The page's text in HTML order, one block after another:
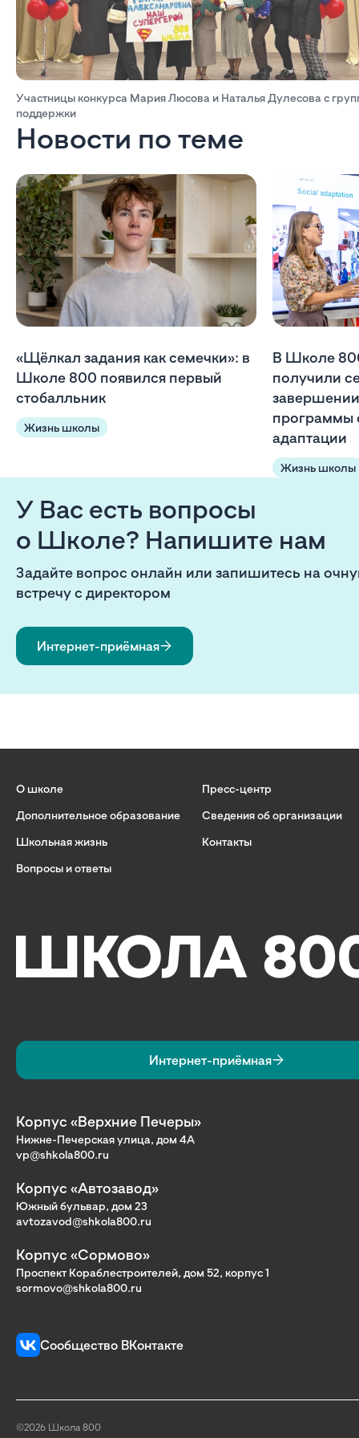
Участницы конкурса Мария Люсова и Наталья Дулесова с
поддержки
Новости по теме
«Щёлкал задания как семечки»: в
Школе 800 появился первый
стобалльник
Жизнь школы
В Школе
получили
программы
адаптации
Жизнь школы
У Вас есть вопросы
о Школе? Напишите нам
Задайте вопрос онлайн или запишитесь на
встречу с директором
Интернет-приёмная
О школе
Дополнительное образование
Школьная жизнь
Вопросы и ответы
Пресс-центр
Сведения об организации
Контакты
Интернет-приёмная
Корпус «Верхние Печеры»
Нижне-Печерская улица, дом 4А
vp@shkola800.ru
Корпус «Автозавод»
Южный бульвар, дом 23
avtozavod@shkola800.ru
Корпус «Сормово»
Проспект Кораблестроителей, дом 52, корпус 1
sormovo@shkola800.ru
Сообщество ВКонтакте
©2026 Школа 800